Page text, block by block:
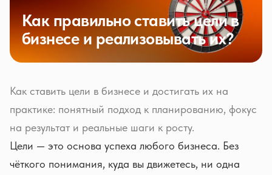
Как правильно ставить цели в
бизнесе и реализовывать их?
Как ставить цели в бизнесе и достигать их на
практике: понятный подход к планированию, фокус
на результат и реальные шаги к росту.
Цели — это основа успеха любого бизнеса. Без
чёткого понимания, куда вы движетесь, ни одна